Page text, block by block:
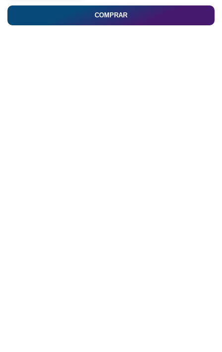
COMPRAR